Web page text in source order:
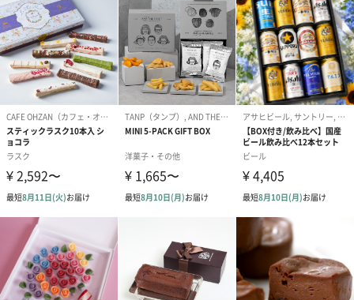
鋭い目つきをしたオリジナルの猫が魅力的。
14フレーバー×1個 : ダーク、ミルク、ホワイト、ストロベリー、
抹茶、ヘーゼルナッツ、チョコバナナ、チョコミント、オレン
ジ、キャラメル、カフェラテ、ほうじ茶、ゆず、ピスタチオ
BLACK
〈切り絵作家・魚谷彩さんとのコラボパッケージ〉
切り絵とは思えない繊細かつ大胆な毛並み、 ジッと見つめる猫の
眼差しが印象的。
14フレーバー×1個 : ダーク、ミルク、ホワイト、ストロベリー、